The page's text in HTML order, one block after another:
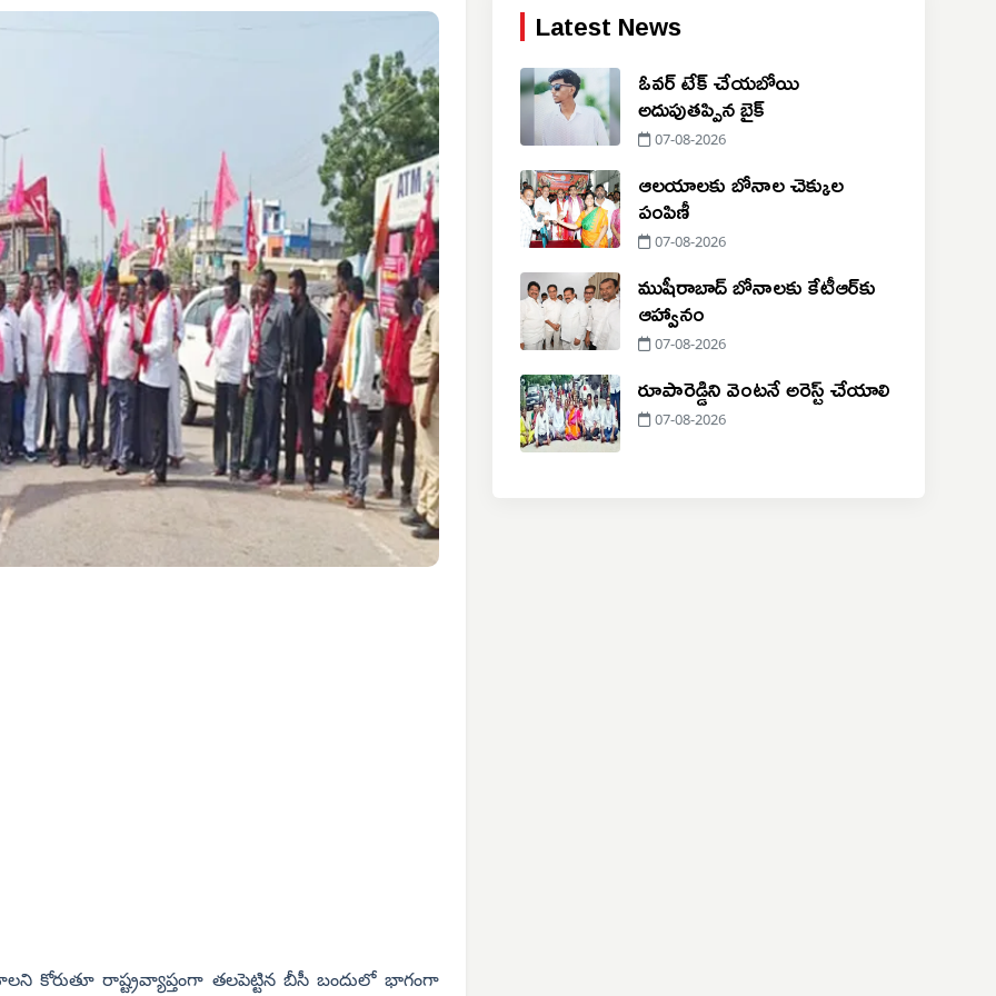
కోరుతూ రాష్ట్రవ్యాప్తంగా తలపెట్టిన బీసీ బందులో భాగంగా
Latest News
ఓవర్ టేక్ చేయబోయి
అదుపుతప్పిన బైక్
07-08-2026
ఆలయాలకు బోనాల చెక్కుల
పంపిణీ
07-08-2026
ముషీరాబాద్ బోనాలకు కేటీఆర్‌కు
ఆహ్వానం
07-08-2026
రూపారెడ్డిని వెంటనే అరెస్ట్ చేయాలి
07-08-2026